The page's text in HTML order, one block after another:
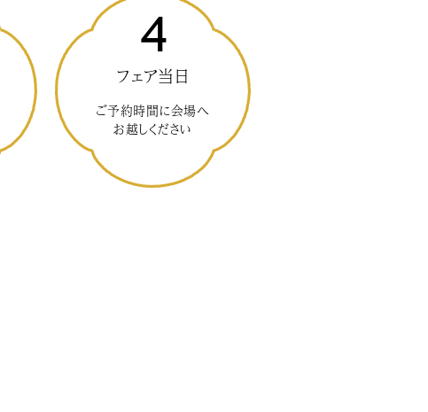
4
フェア当日
ご予約時間に会場へ
お越しください